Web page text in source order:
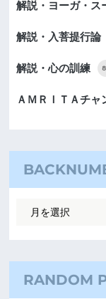
解説・ヨーガ・ス
解説・入菩提行論
解説・心の訓練
ＡＭＲＩＴＡチャ
RANDOM